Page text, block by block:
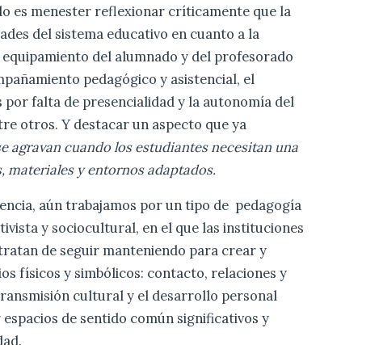
es menester reflexionar críticamente que la
del sistema educativo en cuanto a la
del alumnado y del profesorado
pedagógico y asistencial, el
por falta de presencialidad y la autonomía del
otros. Y destacar un aspecto que ya
agravan cuando los estudiantes necesitan una
materiales y entornos adaptados.
aún trabajamos por un tipo de pedagogía
y sociocultural, en el que las instituciones
de seguir manteniendo para crear y
físicos y simbólicos: contacto, relaciones y
cultural y el desarrollo personal
de sentido común significativos y